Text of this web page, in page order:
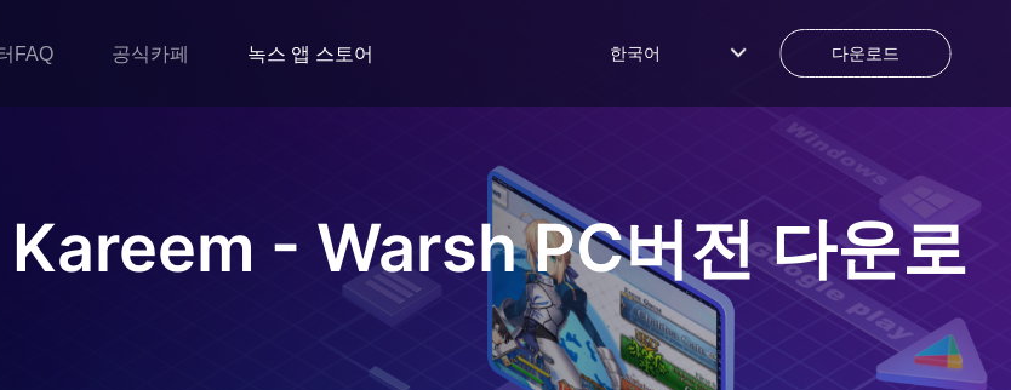
FAQ 공식카페 녹스 앱 스토어 한국어 다운로드
- WarshPC버전 다운로